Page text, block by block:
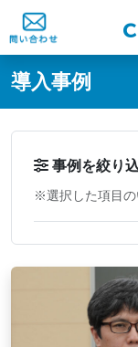
@ -0,0 +1,60 @@
導入事例
事例を絞り
※選択した項目の